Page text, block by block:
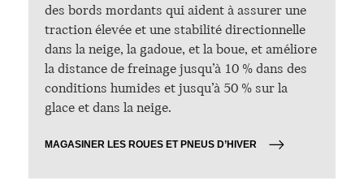
des bords mordants qui aident à assurer une
traction élevée et une stabilité directionnelle
dans la neige, la gadoue, et la boue, et améliore
la distance de freinage jusqu’à 10 % dans des
conditions humides et jusqu’à 50 % sur la
glace et dans la neige.
MAGASINER LES ROUES ET PNEUS D’HIVER